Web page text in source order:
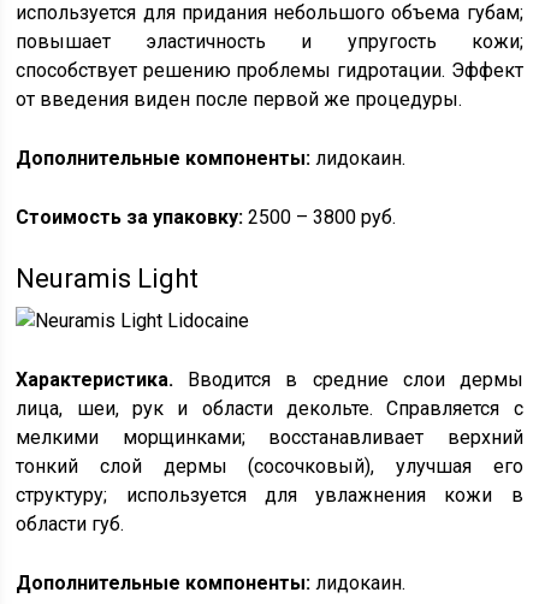
используется для придания небольшого объема губам;
повышает эластичность и упругость кожи;
способствует решению проблемы гидротации. Эффект
от введения виден после первой же процедуры.
Дополнительные компоненты:лидокаин.
Стоимость за упаковку: 2500 – 3800 руб.
Neuramis Light
Характеристика. Вводится в средние слои дермы
лица, шеи, рук и области декольте. Справляется с
мелкими морщинками; восстанавливает верхний
тонкий слой дермы (сосочковый), улучшая его
структуру; используется для увлажнения кожи в
области губ.
Дополнительные компоненты: лидокаин.